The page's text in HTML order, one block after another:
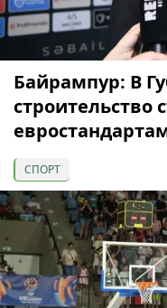
Байрампур: В
строительство
СПОРТ